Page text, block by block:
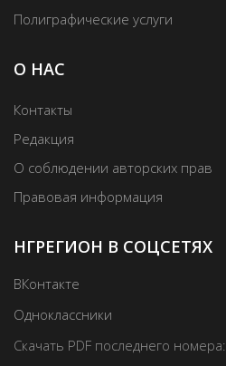
Полиграфические услуги
О НАС
Контакты
Редакция
О соблюдении авторских прав
Правовая информация
НГРЕГИОН В СОЦСЕТЯХ
ВКонтакте
Одноклассники
Скачать PDF последнего номера: